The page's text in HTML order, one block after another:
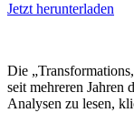
Jetzt herunterladen
Die
seit mehreren Jahren
Analysen zu lesen,